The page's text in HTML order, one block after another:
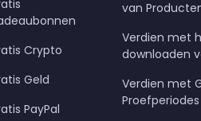
Crypto
Geld
PayPal
van
Verdien met
downloaden
Verdien met
Proefperiodes